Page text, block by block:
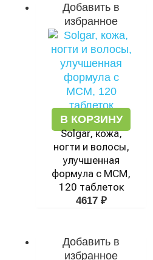
Добавить в
избранное
В КОРЗИНУ
Solgar, кожа,
ногти и волосы,
улучшенная
формула с МСМ,
120 таблеток
4617 ₽
Добавить в
избранное